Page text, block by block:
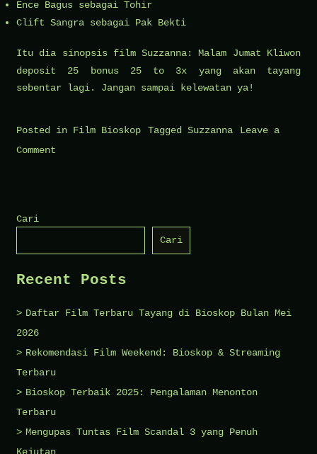
Ence Bagus sebagai Tohir
Clift Sangra sebagai Pak Bekti
Itu dia sinopsis film Suzzanna: Malam Jumat Kliwon
deposit 25 bonus 25 to 3x yang akan tayang
sebentar lagi. Jangan sampai kelewatan ya!
Posted in Film Bioskop Tagged Suzzanna
Leave a
Comment
Malam
Cari
Cari
Recent Posts
Daftar Film Terbaru Tayang di Bioskop Bulan Mei
2026
Rekomendasi Film Weekend: Bioskop & Streaming
Terbaru
Bioskop Terbaik 2025: Pengalaman Menonton
Terbaru
Mengupas Tuntas Film Scandal 3 yang Penuh